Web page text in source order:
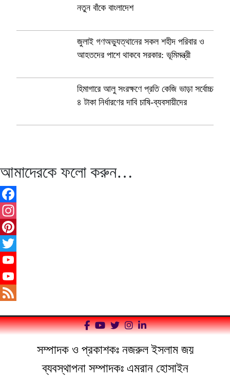
নতুন বাঁকে বাংলাদেশ
জুলাই গণঅভ্যুত্থানের সকল শহীদ পরিবার ও
আহতদের পাশে থাকবে সরকার: ভূমিমন্ত্রী
হিমাগারে আলু সংরক্ষণে প্রতি কেজি ভাড়া সর্বোচ্চ
৪ টাকা নির্ধারণের দাবি চাষি-ব্যবসায়ীদের
আমাদেরকে ফলো করুন…
Facebook
Instagram
Pinterest
Twitter
YouTube
YouTube
সম্পাদক ও প্রকাশকঃ নজরুল ইসলাম জয়
ব্যবস্থাপনা সম্পাদকঃ এমরান হোসাইন